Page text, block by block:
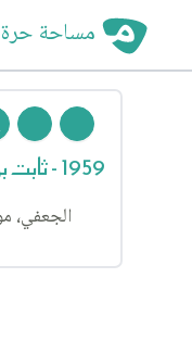
مساحة
1959 - ثابت بن درهم
الجعفي،